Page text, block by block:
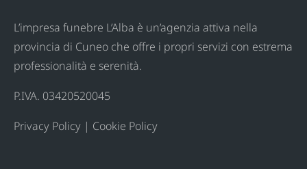
L’impresa funebre L’Alba è un’agenzia attiva nella
provincia di Cuneo che offre i propri servizi con estrema
professionalità e serenità.
P.IVA. 03420520045
Privacy Policy | Cookie Policy